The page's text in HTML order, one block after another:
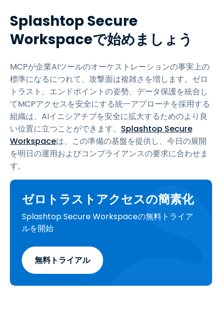
Splashtop Secure
Workspaceで始めましょう
MCPが企業AIツールのオーケストレーションの事実上の
標準になるにつれて、攻撃面は複雑さを増します。ゼロ
トラスト、エンドポイントの姿勢、データ保護を統合し
てMCPアクセスを安全にする統一アプローチを採用する
組織は、AIイニシアチブを安全に拡大するためのより良
い位置に立つことができます。 Splashtop Secure
Workspaceは、この準備の基盤を提供し、今日の展開
を明日の運用およびコンプライアンスの要求に合わせま
す。
ゼロトラストアクセスの簡素化
Splashtop Secure Workspaceの無料トライア
ルを開始
無料トライアル